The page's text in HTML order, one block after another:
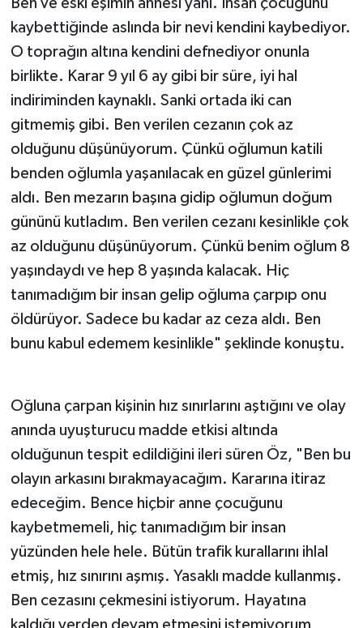
Ben ve eski eşimin annesi yani. İnsan çocuğunu
kaybettiğinde aslında bir nevi kendini kaybediyor.
O toprağın altına kendini defnediyor onunla
birlikte. Karar 9 yıl 6 ay gibi bir süre, iyi hal
indiriminden kaynaklı. Sanki ortada iki can
gitmemiş gibi. Ben verilen cezanın çok az
olduğunu düşünüyorum. Çünkü oğlumun katili
benden oğlumla yaşanılacak en güzel günlerimi
aldı. Ben mezarın başına gidip oğlumun doğum
gününü kutladım. Ben verilen cezanı kesinlikle çok
az olduğunu düşünüyorum. Çünkü benim oğlum 8
yaşındaydı ve hep 8 yaşında kalacak. Hiç
tanımadığım bir insan gelip oğluma çarpıp onu
öldürüyor. Sadece bu kadar az ceza aldı. Ben
bunu kabul edemem kesinlikle" şeklinde konuştu.
Oğluna çarpan kişinin hız sınırlarını aştığını ve olay
anında uyuşturucu madde etkisi altında
olduğunun tespit edildiğini ileri süren Öz, "Ben bu
olayın arkasını bırakmayacağım. Kararına itiraz
edeceğim. Bence hiçbir anne çocuğunu
kaybetmemeli, hiç tanımadığım bir insan
yüzünden hele hele. Bütün trafik kurallarını ihlal
etmiş, hız sınırını aşmış. Yasaklı madde kullanmış.
Ben cezasını çekmesini istiyorum. Hayatına